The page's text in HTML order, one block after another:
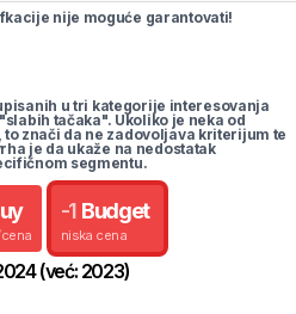
nije moguće garantovati!
u tri kategorije interesovanja
tačaka". Ukoliko je neka od
znači da ne zadovoljava kriterijum te
je da ukaže na nedostatak
segmentu.
-1 Budget
niska cena
(već: 2023)